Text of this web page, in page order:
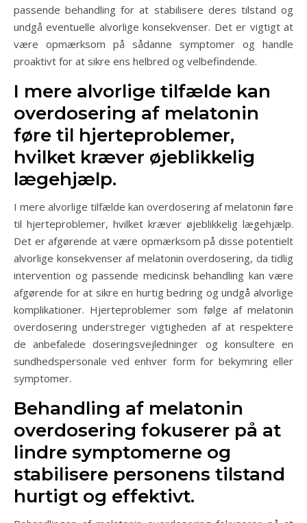
passende behandling for at stabilisere deres tilstand og
undgå eventuelle alvorlige konsekvenser. Det er vigtigt at
være opmærksom på sådanne symptomer og handle
proaktivt for at sikre ens helbred og velbefindende.
I mere alvorlige tilfælde kan
overdosering af melatonin
føre til hjerteproblemer,
hvilket kræver øjeblikkelig
lægehjælp.
I mere alvorlige tilfælde kan overdosering af melatonin føre
til hjerteproblemer, hvilket kræver øjeblikkelig lægehjælp.
Det er afgørende at være opmærksom på disse potentielt
alvorlige konsekvenser af melatonin overdosering, da tidlig
intervention og passende medicinsk behandling kan være
afgørende for at sikre en hurtig bedring og undgå alvorlige
komplikationer. Hjerteproblemer som følge af melatonin
overdosering understreger vigtigheden af at respektere
de anbefalede doseringsvejledninger og konsultere en
sundhedspersonale ved enhver form for bekymring eller
symptomer.
Behandling af melatonin
overdosering fokuserer på at
lindre symptomerne og
stabilisere personens tilstand
hurtigt og effektivt.